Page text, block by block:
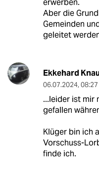
erwerben.
Aber die
Gemeinden
geleitet
Ekkehard
06.07.2024,
...leider ist mir
gefallen
Klüger bin ich
Vorschuss-
finde ich.